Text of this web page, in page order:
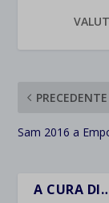
PRECEDENTE
Sam 2016 a
A CURA